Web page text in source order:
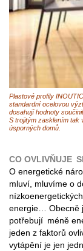
Plastové profily
standardní ocelovou
dosahují hodnoty
S trojitým zasklením tak
úsporných domů.
CO OVLIVŇUJE
O energetické
mluví, mluvíme o
energie… Obecně
potřebují méně
jeden z faktorů
vytápění je jen